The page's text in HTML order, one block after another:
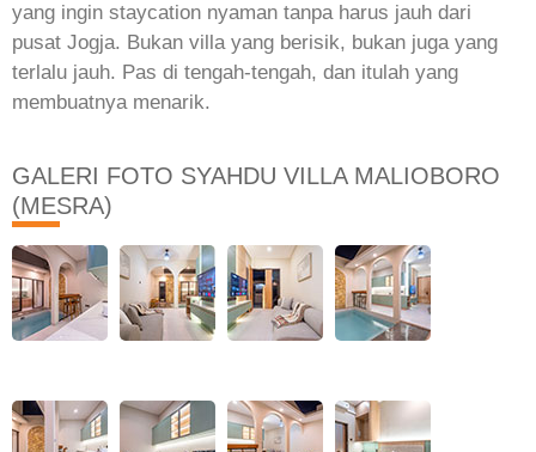
yang ingin staycation nyaman tanpa harus jauh dari
pusat Jogja. Bukan villa yang berisik, bukan juga yang
terlalu jauh. Pas di tengah-tengah, dan itulah yang
membuatnya menarik.
GALERI FOTO SYAHDU VILLA MALIOBORO
(MESRA)